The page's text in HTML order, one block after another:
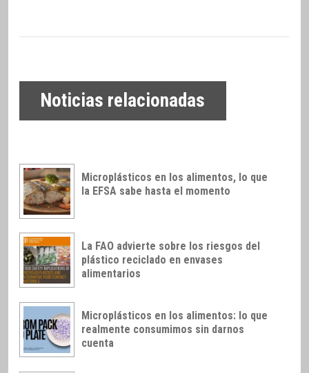
Noticias relacionadas
Microplásticos en los alimentos, lo que
la EFSA sabe hasta el momento
La FAO advierte sobre los riesgos del
plástico reciclado en envases
alimentarios
Microplásticos en los alimentos: lo que
realmente consumimos sin darnos
cuenta